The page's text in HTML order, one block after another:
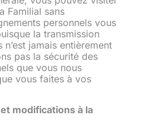
Familial sans
personnels vous
la transmission
jamais entièrement
pas la sécurité des
que vous nous
vous faites à vos
modifications à la